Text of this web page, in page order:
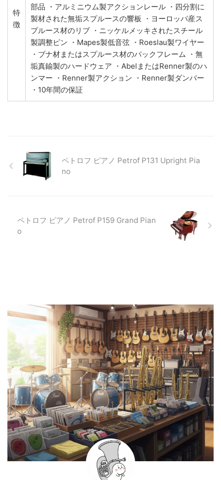
特
徴
部品 ・アルミニウム製アクションレール ・四分割に
製材された無垢スプルースの響板 ・ヨーロッパ産ス
プルース材のリブ ・ニッケルメッキされたスチール
製調整ピン ・Mapes製低音弦 ・Roeslau製ワイヤー
・ブナ材またはスプルース材のバックフレーム ・無
垢真鍮製のハードウェア ・AbelまたはRenner製のハ
ンマー ・Renner製アクション ・Renner製ダンパー
・10年間の保証
ペトロフ ピアノ Petrof P131 Upright Pia
no
ペトロフ ピアノ Petrof P159 Grand Pian
o